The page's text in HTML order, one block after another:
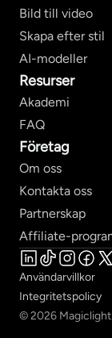
Bild till video
Skapa efter stil
AI-modeller
Resurser
Akademi
FAQ
Företag
Om oss
Kontakta oss
Partnerskap
Affiliate-
Användarvillkor
Integritetspolicy
© 2026